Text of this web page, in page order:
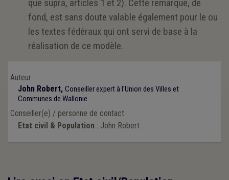
que supra, articles 1 et 2). Cette remarque, de
fond, est sans doute valable également pour le ou
les textes fédéraux qui ont servi de base à la
réalisation de ce modèle.
Auteur
John Robert, Conseiller expert à l'Union des Villes et
Communes de Wallonie
Conseiller(e) / personne de contact
Etat civil & Population : John Robert